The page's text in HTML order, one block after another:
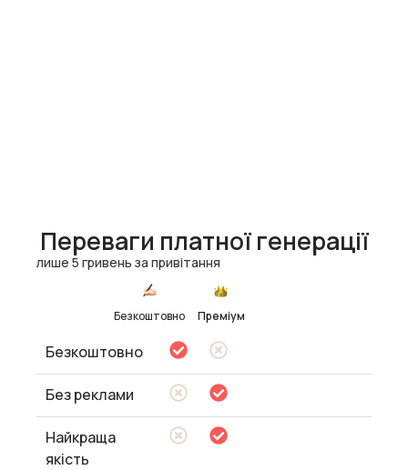
Переваги платної генерації
лише 5 гривень за привітання
Безкоштовно Преміум
Безкоштовно
Без реклами
Найкраща
якість